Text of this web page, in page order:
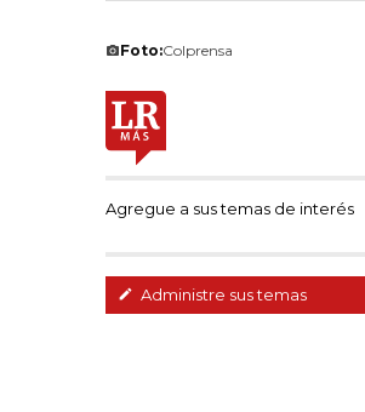
Foto:Colprensa
Agregue a sus temas de interés
Administre sus temas